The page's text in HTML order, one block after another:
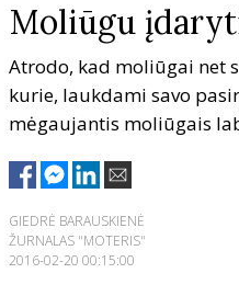
Moliūgu
Atrodo, kad moliūgai net
kurie, laukdami savo
mėgaujantis moliūgais
GIEDRĖ BARAUSKIENĖ
ŽURNALAS "MOTERIS"
2016-02-20 00:15:00